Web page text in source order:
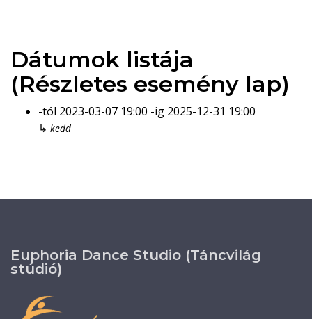
Dátumok listája
(Részletes esemény lap)
-tól 2023-03-07 19:00 -ig 2025-12-31 19:00
↳ kedd
Euphoria Dance Studio (Táncvilág
stúdió)